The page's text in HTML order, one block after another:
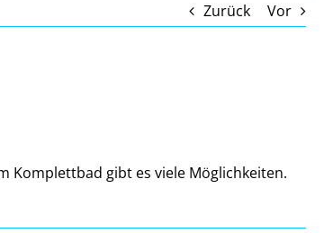
Zurück Vor
Komplettbad gibt es viele Möglichkeiten.